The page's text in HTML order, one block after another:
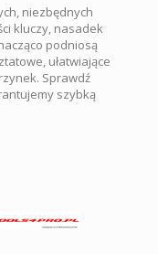
niezbędnych
kluczy, nasadek
podniosą
ułatwiające
Sprawdź
szybką